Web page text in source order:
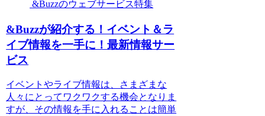
&Buzzのウェブサービス特集
&Buzzが紹介する！イベント＆ラ
イブ情報を一手に！最新情報サー
ビス
イベントやライブ情報は、さまざまな
人々にとってワクワクする機会となりま
すが、その情報を手に入れることは簡単